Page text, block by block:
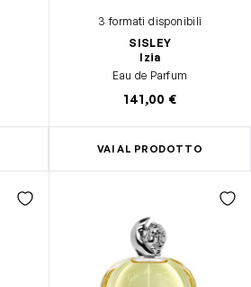
3 formati disponibili
SISLEY
Izia
Eau de Parfum
141,00 €
VAI AL PRODOTTO